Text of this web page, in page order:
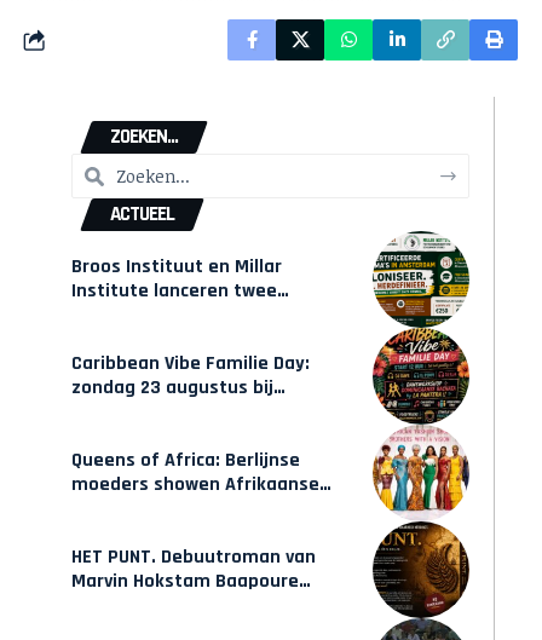
ZOEKEN...
ACTUEEL
Broos Instituut en Millar
Institute lanceren twee
Caribbean Vibe Familie Day:
zondag 23 augustus bij
Queens of Africa: Berlijnse
moeders showen Afrikaanse
HET PUNT. Debuutroman van
Marvin Hokstam Baapoure